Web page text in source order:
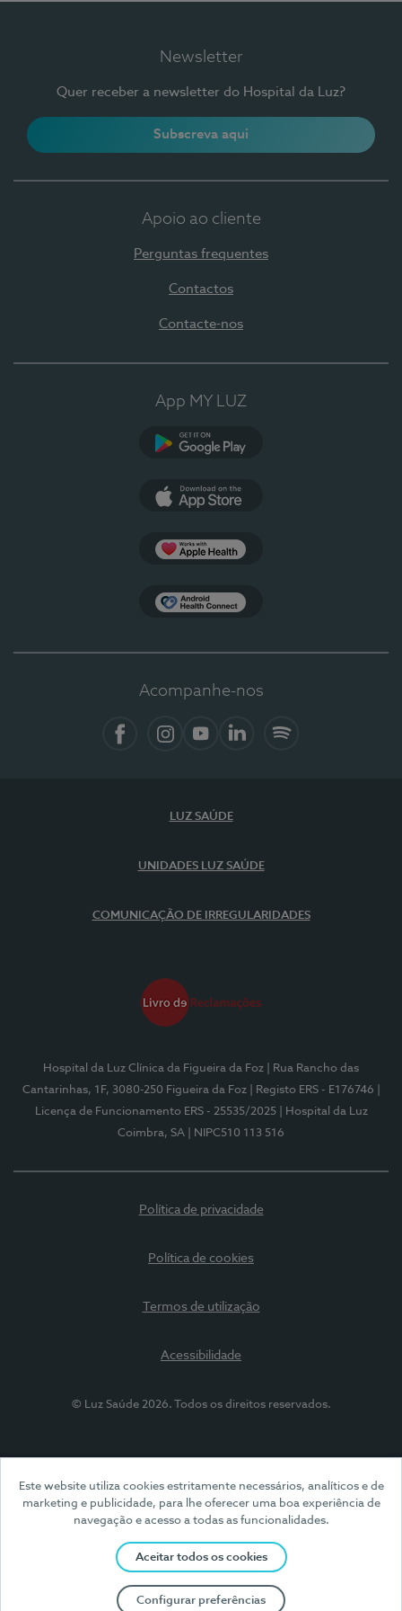
Este website utiliza cookies estritamente necessários, analíticos e de
marketing e publicidade, para lhe oferecer uma boa experiência de
navegação e acesso a todas as funcionalidades.
Aceitar todos os cookies
Configurar preferências
Newsletter
Quer receber a newsletter do Hospital da Luz?
Subscreva aqui
Apoio ao cliente
Perguntas frequentes
Contactos
Contacte-nos
App MY LUZ
Acompanhe-nos
LUZ SAÚDE
UNIDADES LUZ SAÚDE
COMUNICAÇÃO DE IRREGULARIDADES
Hospital da Luz Clínica da Figueira da Foz
| Rua Rancho das
Cantarinhas, 1F, 3080-250 Figueira da Foz
| Registo ERS - E176746
Licença de Funcionamento ERS - 25535/2025
| Hospital da Luz
Coimbra, SA
| NIPC510 113 516
Política de privacidade
Política de cookies
Termos de utilização
Acessibilidade
© Luz Saúde 2026. Todos os direitos reservados.